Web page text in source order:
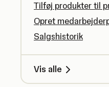
Tilføj produkter til
Opret
Salgshistorik
Vis alle